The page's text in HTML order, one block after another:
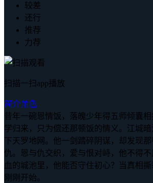
较差
还行
推荐
力荐
扫描一扫app播放
简介角色
昔年一碗恩情饭，落魄少年得五师倾囊
学归来，只为偿还那顿饭的情义。江城
下天罗地网。他一剑踏碎阴谋，却发现
仇。恩与仇交织，爱与恨对峙，他不得
血的城池里，他能否守住初心？当真相
刚刚开始。